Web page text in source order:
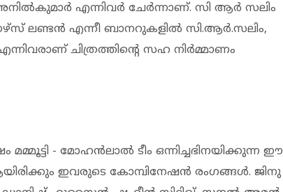
എന്നിവർ ചേർന്നാണ്. സി ആർ സലിം
ലണ്ടൻ എന്നീ ബാനറുകളിൽ സി.ആര്‍.സലിം,
ചിത്രത്തിൻ്റെ സഹ നിർമ്മാണം
- മോഹൻലാൽ ടീം ഒന്നിച്ചഭിനയിക്കുന്ന ഈ
ഇവരുടെ കോമ്പിനേഷൻ രംഗങ്ങൾ. ജിനു